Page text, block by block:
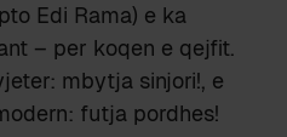
Edi Rama) e ka
– per koqen e qejfit.
mbytja sinjori!, e
futja pordhes!